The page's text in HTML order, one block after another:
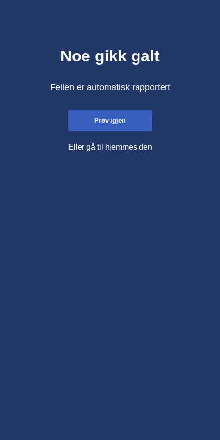
Noe gikk galt
Feilen er automatisk rapportert
Prøv igjen
Eller gå til hjemmesiden